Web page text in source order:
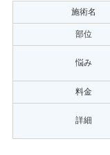
施術名
部位
悩み
料金
詳細